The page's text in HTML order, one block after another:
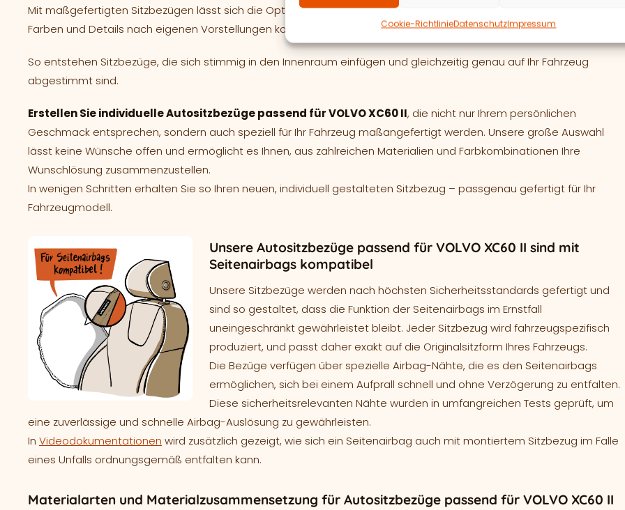
Cookie-RichtlinieDatenschutzImpressum
Mit maßgefertigten Sitzbezügen lässt sich die Optik gezielt anpassen. Über den
Farben und Details nach eigenen Vorstellungen kombiniert werden.
So entstehen Sitzbezüge, die sich stimmig in den Innenraum einfügen und gleichzeitig genau auf Ihr Fahrzeug
abgestimmt sind.
Erstellen Sie individuelle Autositzbezüge passend für VOLVO XC60 II, die nicht nur Ihrem persönlichen
Geschmack entsprechen, sondern auch speziell für Ihr Fahrzeug maßangefertigt werden. Unsere große Auswahl
lässt keine Wünsche offen und ermöglicht es Ihnen, aus zahlreichen Materialien und Farbkombinationen Ihre
Wunschlösung zusammenzustellen.
In wenigen Schritten erhalten Sie so Ihren neuen, individuell gestalteten Sitzbezug – passgenau gefertigt für Ihr
Fahrzeugmodell.
Unsere Autositzbezüge passend für VOLVO XC60 II sind mit
Seitenairbags kompatibel
Unsere Sitzbezüge werden nach höchsten Sicherheitsstandards gefertigt und
sind so gestaltet, dass die Funktion der Seitenairbags im Ernstfall
uneingeschränkt gewährleistet bleibt. Jeder Sitzbezug wird fahrzeugspezifisch
produziert, und passt daher exakt auf die Originalsitzform Ihres Fahrzeugs.
Die Bezüge verfügen über spezielle Airbag-Nähte, die es den Seitenairbags
ermöglichen, sich bei einem Aufprall schnell und ohne Verzögerung zu entfalten.
Diese sicherheitsrelevanten Nähte wurden in umfangreichen Tests geprüft, um
eine zuverlässige und schnelle Airbag-Auslösung zu gewährleisten.
In Videodokumentationen wird zusätzlich gezeigt, wie sich ein Seitenairbag auch mit montiertem Sitzbezug im Falle
eines Unfalls ordnungsgemäß entfalten kann.
Materialarten und Materialzusammensetzung für Autositzbezüge passend für VOLVO XC60 II